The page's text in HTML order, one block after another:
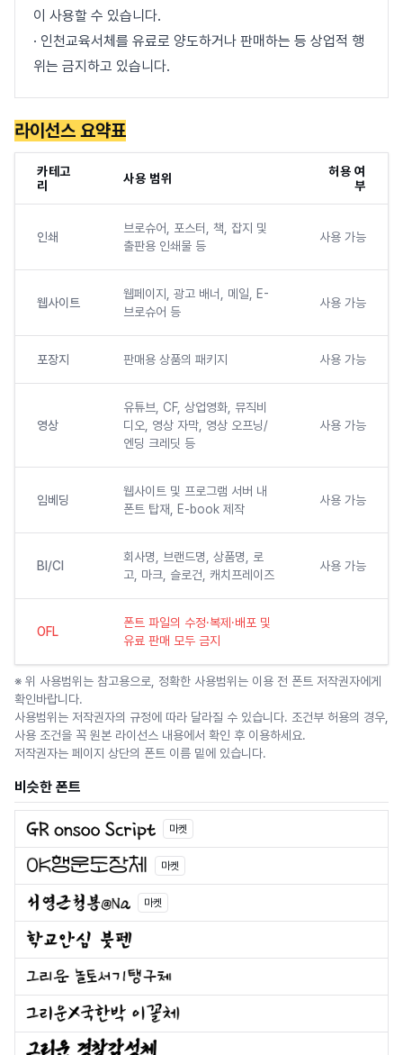
이 사용할 수 있습니다.
· 인천교육서체를 유료로 양도하거나 판매하는 등 상업적 행
위는 금지하고 있습니다.
라이선스 요약표
카테고
리
사용 범위
허용 여
부
인쇄
브로슈어, 포스터, 책, 잡지 및
출판용 인쇄물 등
사용 가능
웹사이트
웹페이지, 광고 배너, 메일, E-
브로슈어 등
사용 가능
포장지 판매용 상품의 패키지 사용 가능
영상
유튜브, CF, 상업영화, 뮤직비
디오, 영상 자막, 영상 오프닝/
엔딩 크레딧 등
사용 가능
임베딩
웹사이트 및 프로그램 서버 내
폰트 탑재, E-book 제작
사용 가능
BI/CI
회사명, 브랜드명, 상품명, 로
고, 마크, 슬로건, 캐치프레이즈
사용 가능
OFL
폰트 파일의 수정·복제·배포 및
유료 판매 모두 금지
※ 위 사용범위는 참고용으로, 정확한 사용범위는 이용 전 폰트 저작권자에게
확인바랍니다.
사용범위는 저작권자의 규정에 따라 달라질 수 있습니다. 조건부 허용의 경우,
사용 조건을 꼭 원본 라이선스 내용에서 확인 후 이용하세요.
저작권자는 페이지 상단의 폰트 이름 밑에 있습니다.
비슷한 폰트
마켓
마켓
마켓